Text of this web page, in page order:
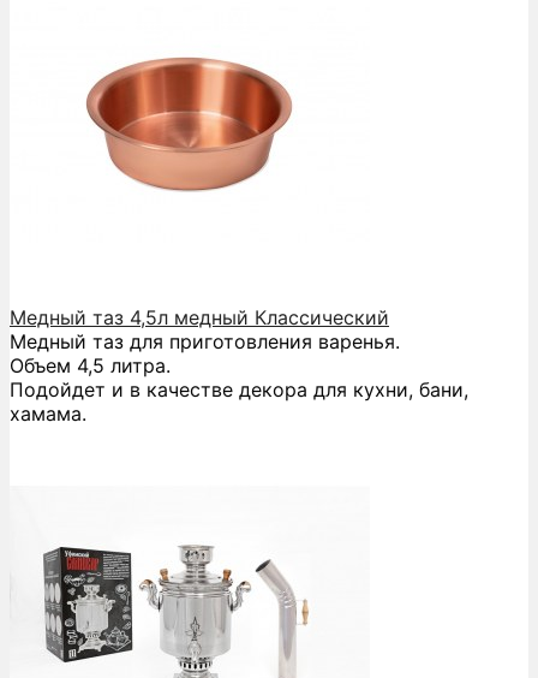
Медный таз 4,5л медный Классический
Медный таз для приготовления варенья.
Объем 4,5 литра.
Подойдет и в качестве декора для кухни, бани,
хамама.